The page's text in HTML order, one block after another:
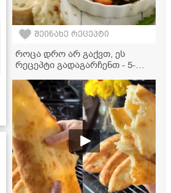
შეინახე რეცეპტი
როცა დრო არ გაქვთ, ეს
რეცეპტი გადაგარჩენთ - 5-
ყველას აღაფრთოვანებს!